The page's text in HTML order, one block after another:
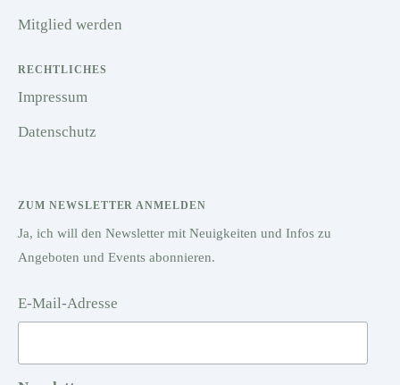
Mitglied werden
RECHTLICHES
Impressum
Datenschutz
ZUM NEWSLETTER ANMELDEN
Ja, ich will den Newsletter mit Neuigkeiten und Infos zu
Angeboten und Events abonnieren.
E-Mail-Adresse